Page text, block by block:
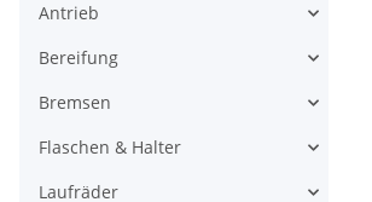
Antrieb
Bereifung
Bremsen
Flaschen & Halter
Laufräder